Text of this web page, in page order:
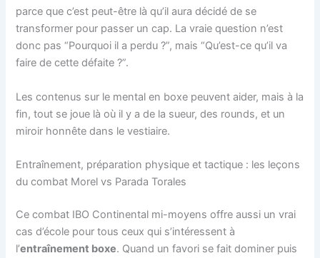
parce que c’est peut-être là qu’il aura décidé de se
transformer pour passer un cap. La vraie question n’est
donc pas “Pourquoi il a perdu ?”, mais “Qu’est-ce qu’il va
faire de cette défaite ?”.
Les contenus sur le mental en boxe peuvent aider, mais à la
fin, tout se joue là où il y a de la sueur, des rounds, et un
miroir honnête dans le vestiaire.
Entraînement, préparation physique et tactique : les leçons
du combat Morel vs Parada Torales
Ce combat IBO Continental mi-moyens offre aussi un vrai
cas d’école pour tous ceux qui s’intéressent à
l’entraînement boxe. Quand un favori se fait dominer puis